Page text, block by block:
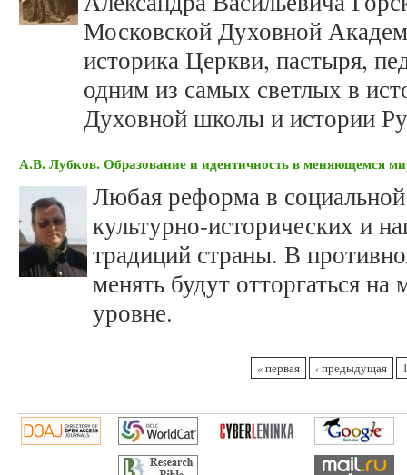
Московской Духовной
историка Церкви, пастыря,
одним из самых светлых в
Духовной школы и истории
А.В. Лубков. Образование и идентичность в меняющемся
Любая реформа в
культурно-исторических и
традиций страны. В
менять будут отторгаться
уровне.
« первая ‹ предыдущая 1